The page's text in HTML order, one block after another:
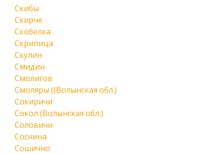
Скибы
Скирче
Скобелка
Скрипица
Скулин
Смидин
Смолигов
Смоляры ((Волынская обл.)
Сокиричи
Сокол (Волынская обл.)
Соловичи
Соснина
Сошично